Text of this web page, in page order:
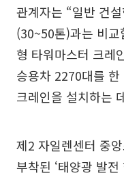
관계자는 “일반 건
(30~50톤)과는 비
형 타워마스터 크레
승용차 2270대를
크레인을 설치하는
제2 자일렌센터 중
부착된 ‘태양광 발